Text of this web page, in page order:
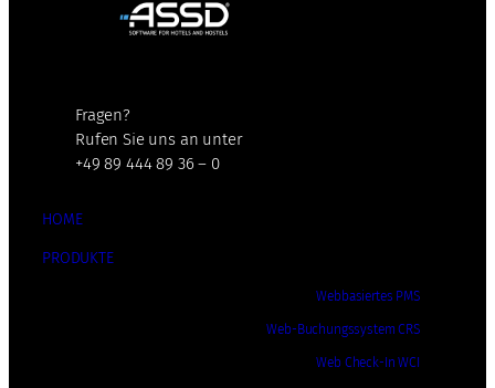
Fragen?
Rufen Sie uns an unter
+49 89 444 89 36 – 0
HOME
PRODUKTE
Webbasiertes PMS
Web-Buchungssystem CRS
Web Check-In WCI